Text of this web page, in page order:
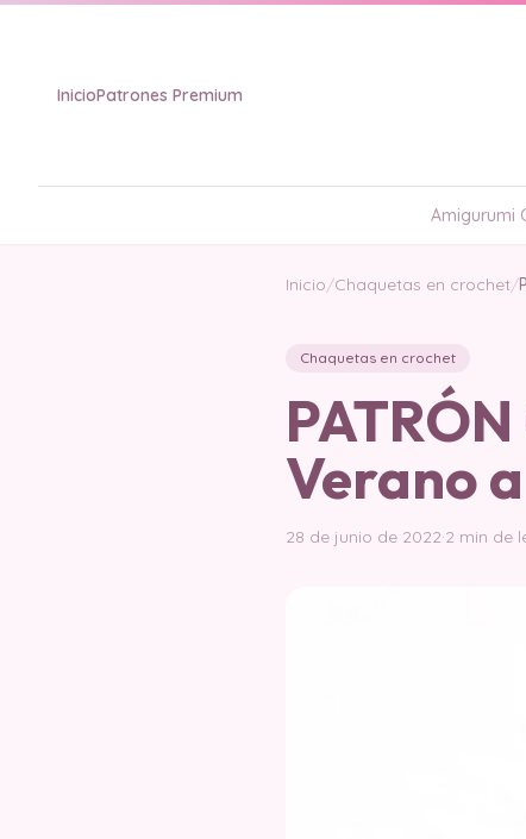
InicioPatrones Premium
Amigurumi
Inicio/Chaquetas en crochet/
Chaquetas en crochet
Verano
28 de junio de 2022·2 min de